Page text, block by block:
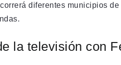
diferentes municipios
la televisión con